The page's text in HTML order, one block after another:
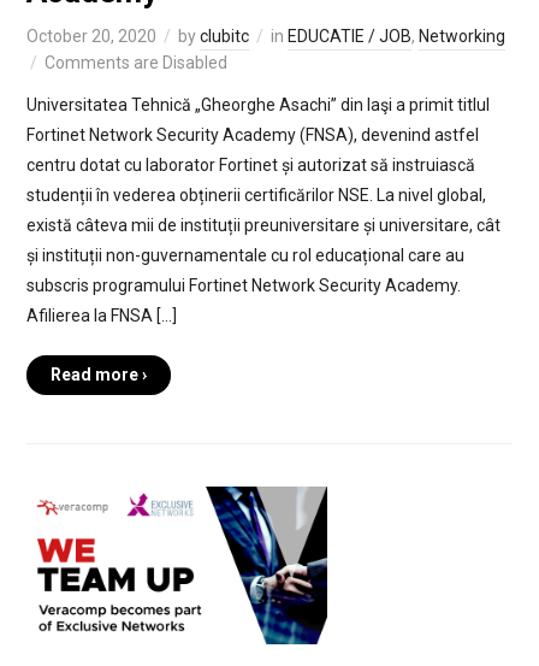
October 20, 2020 byclubitc in EDUCATIE / JOB, Networking
Comments are Disabled
Universitatea Tehnică „Gheorghe Asachi” din Iaşi a primit titlul
Fortinet Network Security Academy (FNSA), devenind astfel
centru dotat cu laborator Fortinet și autorizat să instruiască
studenții în vederea obținerii certificărilor NSE. La nivel global,
există câteva mii de instituții preuniversitare și universitare, cât
și instituții non-guvernamentale cu rol educațional care au
subscris programului Fortinet Network Security Academy.
Afilierea la FNSA […]
Read more ›